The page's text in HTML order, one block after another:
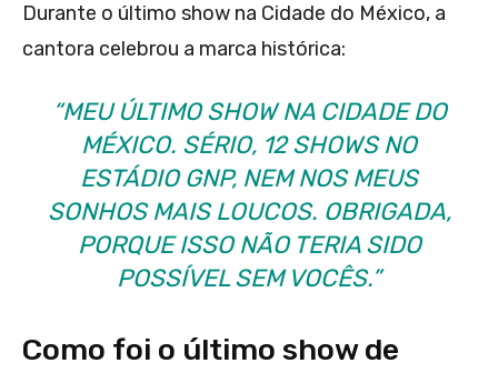
Durante o último show na Cidade do México, a
cantora celebrou a marca histórica:
“MEU ÚLTIMO SHOW NA CIDADE DO
MÉXICO. SÉRIO, 12 SHOWS NO
ESTÁDIO GNP, NEM NOS MEUS
SONHOS MAIS LOUCOS. OBRIGADA,
PORQUE ISSO NÃO TERIA SIDO
POSSÍVEL SEM VOCÊS.”
Como foi o último show de